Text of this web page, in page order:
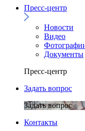
Пресс-центр
Новости
Видео
Документы
Пресс-центр
Задать вопрос
Задать вопрос
Контакты